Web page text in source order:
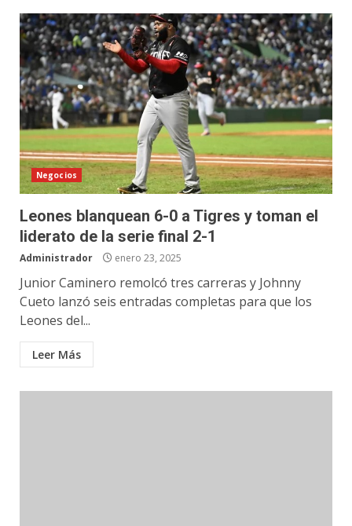
Negocios
Leones blanquean 6-0 a Tigres y toman el
liderato de la serie final 2-1
Administrador enero 23, 2025
Junior Caminero remolcó tres carreras y Johnny
Cueto lanzó seis entradas completas para que los
Leones del...
Leer Más